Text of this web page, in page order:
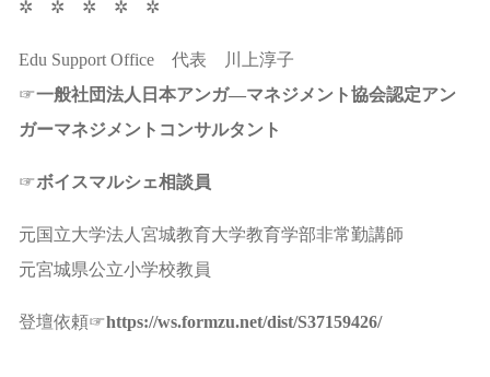
✲ ✲ ✲ ✲ ✲
Edu Support Office 代表 川上淳子
☞一般社団法人日本アンガ―マネジメント協会認定アン
ガーマネジメントコンサルタント
☞ボイスマルシェ相談員
元国立大学法人宮城教育大学教育学部非常勤講師
元宮城県公立小学校教員
登壇依頼☞https://ws.formzu.net/dist/S37159426/